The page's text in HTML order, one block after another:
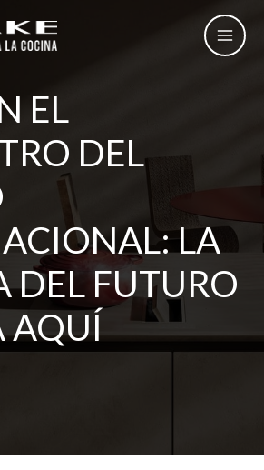
EL
DEL
LA
DEL FUTURO
AQUÍ